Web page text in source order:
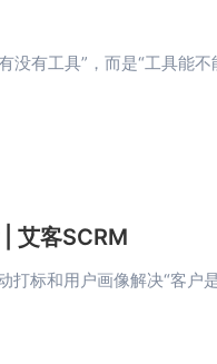
没有工具”，而是“工具能不
艾客SCRM
打标和用户画像解决“客户